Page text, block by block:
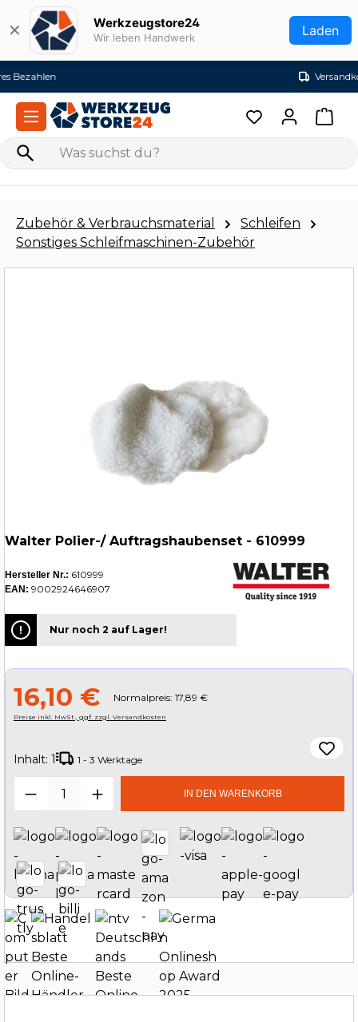
Zum Hauptinhalt springen
✕ Werkzeugstore24
Wir leben Handwerk Laden
Zubehör & Verbrauchsmaterial
Schleifen
Sonstiges Schleifmaschinen-Zubehör
Walter Polier-/ Auftragshaubenset - 610999
Hersteller Nr.: 610999
EAN: 9002924646907
Nur noch 2 auf Lager!
16,10 € Normalpreis: 17,89 €
Preise inkl. MwSt., ggf. zzgl. Versandkosten
Inhalt: 1 1 - 3 Werktage
Produkt Anzahl: Gib denIN DEN WARENKORB